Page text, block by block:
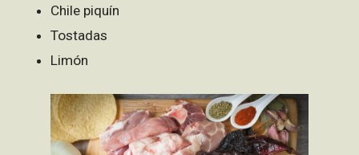
Chile piquín
Tostadas
Limón